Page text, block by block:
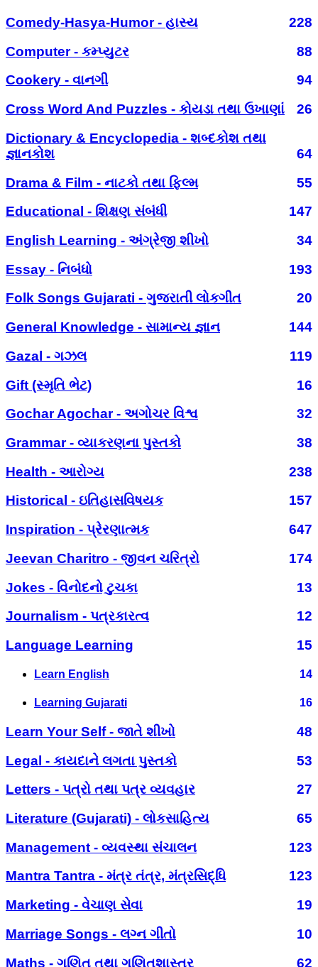
Comedy-Hasya-Humor - હાસ્ય
228
Computer - કમ્પ્યુટર
88
Cookery - વાનગી
94
Cross Word And Puzzles - કોયડા તથા ઉખાણાં
26
Dictionary & Encyclopedia - શબ્દકોશ તથા
જ્ઞાનકોશ
64
Drama & Film - નાટકો તથા ફિલ્મ
55
Educational - શિક્ષણ સંબંધી
147
English Learning - અંગ્રેજી શીખો
34
Essay - નિબંધો
193
Folk Songs Gujarati - ગુજરાતી લોકગીત
20
General Knowledge - સામાન્ય જ્ઞાન
144
Gazal - ગઝલ
119
Gift (સ્મૃતિ ભેટ)
16
Gochar Agochar - અગોચર વિશ્વ
32
Grammar - વ્યાકરણના પુસ્તકો
38
Health - આરોગ્ય
238
Historical - ઇતિહાસવિષયક
157
Inspiration - પ્રેરણાત્મક
647
Jeevan Charitro - જીવન ચરિત્રો
174
Jokes - વિનોદનો ટુચકા
13
Journalism - પત્રકારત્વ
12
Language Learning
15
Learn English 14
Learning Gujarati 16
Learn Your Self - જાતે શીખો
48
Legal - કાયદાને લગતા પુસ્તકો
53
Letters - પત્રો તથા પત્ર વ્યવહાર
27
Literature (Gujarati) - લોકસાહિત્ય
65
Management - વ્યવસ્થા સંચાલન
123
Mantra Tantra - મંત્ર તંત્ર, મંત્રસિદ્ધિ
123
Marketing - વેચાણ સેવા
19
Marriage Songs - લગ્ન ગીતો
10
Maths - ગણિત તથા ગણિતશાસ્ત્ર
62